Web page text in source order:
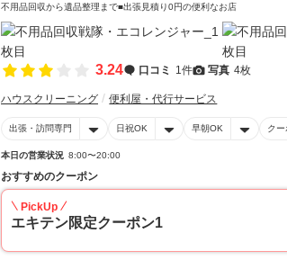
不用品回収から遺品整理まで■出張見積り0円の便利なお店
3.24 口コミ 1件 写真 4枚
ハウスクリーニング 便利屋・代行サービス
出張・訪問専門 日祝OK 早朝OK ク
本日の営業状況 8:00〜20:00
おすすめのクーポン
PickUp
エキテン限定クーポン1